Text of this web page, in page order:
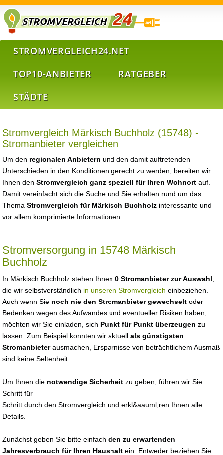
STROMVERGLEICH24.NET
TOP10-ANBIETER
RATGEBER
STÄDTE
Stromvergleich Märkisch Buchholz (15748) -
Stromanbieter vergleichen
Um den regionalen Anbietern und den damit auftretenden
Unterschieden in den Konditionen gerecht zu werden, bereiten wir
Ihnen den Stromvergleich ganz speziell für Ihren Wohnort auf.
Damit vereinfacht sich die Suche und Sie erhalten rund um das
Thema Stromvergleich für Märkisch Buchholz interessante und
vor allem komprimierte Informationen.
Stromversorgung in 15748 Märkisch
Buchholz
In Märkisch Buchholz stehen Ihnen 0 Stromanbieter zur Auswahl
die wir selbstverständlich in unseren Stromvergleich einbeziehen.
Auch wenn Sie noch nie den Stromanbieter gewechselt oder
Bedenken wegen des Aufwandes und eventueller Risiken haben,
möchten wir Sie einladen, sich Punkt für Punkt überzeugen zu
lassen. Zum Beispiel konnten wir aktuell als günstigsten
Stromanbieterausmachen, Ersparnisse von beträchtlichem Ausmaß
sind keine Seltenheit.
Um Ihnen die notwendige Sicherheit zu geben, führen wir Sie
Schritt für
Schritt durch den Stromvergleich und erkl&aauml;ren Ihnen alle
Details.
Zunächst geben Sie bitte einfach den zu erwartenden
Jahresverbrauch für Ihren Haushalt ein. Entweder beziehen Sie